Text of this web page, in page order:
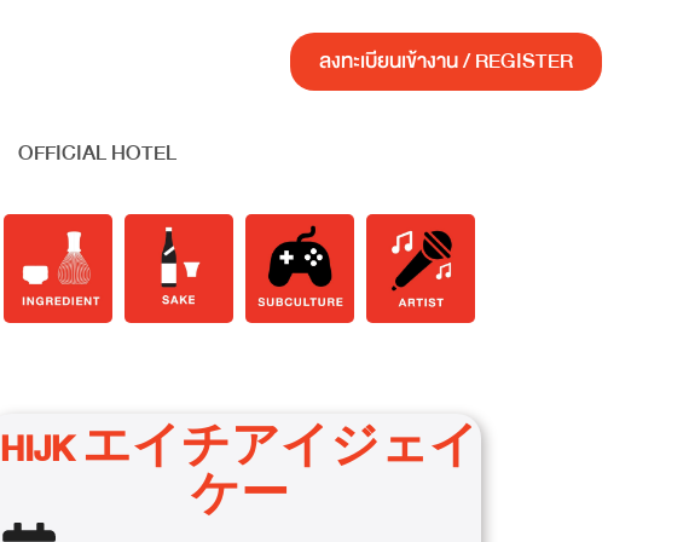
ลงทะเบียนเข้างาน / REGISTER
OFFICIAL HOTEL
HIJK エイチアイジェイ
ケー